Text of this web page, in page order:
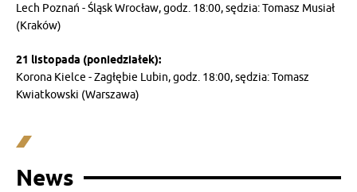
Lech Poznań - Śląsk Wrocław, godz. 18:00, sędzia: Tomasz Musiał
(Kraków)
21 listopada (poniedziałek):
Korona Kielce - Zagłębie Lubin, godz. 18:00, sędzia: Tomasz
Kwiatkowski (Warszawa)
News